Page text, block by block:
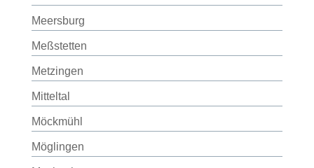
Meersburg
Meßstetten
Metzingen
Mitteltal
Möckmühl
Möglingen